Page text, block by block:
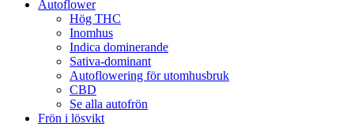
Autoflower
Hög THC
Inomhus
Indica dominerande
Sativa-dominant
Autoflowering för utomhusbruk
CBD
Se alla autofrön
Frön i lösvikt